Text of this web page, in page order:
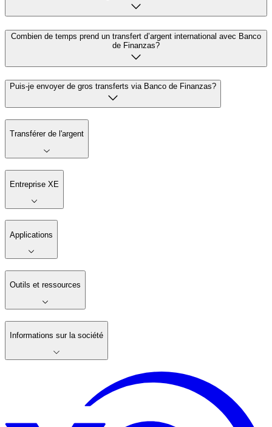
Combien de temps prend un transfert d’argent international avec Banco
de Finanzas?
Puis-je envoyer de gros transferts via Banco de Finanzas?
Transférer de l'argent
Entreprise XE
Applications
Outils et ressources
Informations sur la société